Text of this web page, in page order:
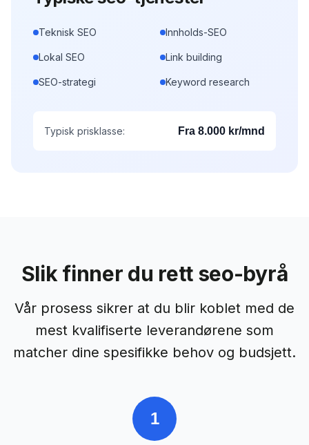
Teknisk SEO Innholds-SEO
Lokal SEO Link building
SEO-strategi Keyword research
Typisk prisklasse: Fra 8.000 kr/mnd
Slik finner du rett seo-byrå
Vår prosess sikrer at du blir koblet med de
mest kvalifiserte leverandørene som
matcher dine spesifikke behov og budsjett.
1